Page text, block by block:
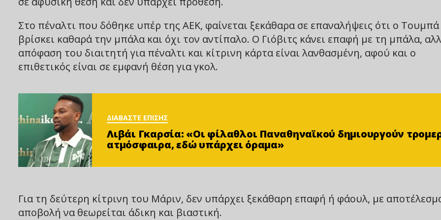
Στο πέναλτι που δόθηκε υπέρ της ΑΕΚ, φαίνεται ξεκάθαρα σε επαναλήψεις ότι ο Τουμπά
βρίσκει καθαρά την μπάλα και όχι τον αντίπαλο. Ο Γιόβιτς κάνει επαφή με τη μπάλα,
απόφαση του διαιτητή για πέναλτι και κίτρινη κάρτα είναι λανθασμένη, αφού και ο
επιθετικός είναι σε εμφανή θέση για γκολ.
ΔΙΑΒΑΣΤΕ ΕΠΙΣΗΣ
Λιβάι Γκαρσία: «Οι φίλαθλοι Παναθηναϊκού δημιουργούν
ατμόσφαιρα, εδώ υπάρχει όραμα»
Για τη δεύτερη κίτρινη του Μάριν, δεν υπάρχει ξεκάθαρη επαφή ή φάουλ, με
αποβολή να θεωρείται άδικη και βιαστική.